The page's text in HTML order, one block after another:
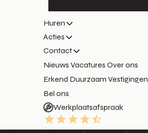
Huren
Acties
Contact
Nieuws Vacatures Over ons
Erkend Duurzaam Vestigingen
Bel ons
Werkplaatsafspraak